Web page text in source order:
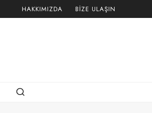
to
HAKKIMIZDA BIZE ULAŞIN